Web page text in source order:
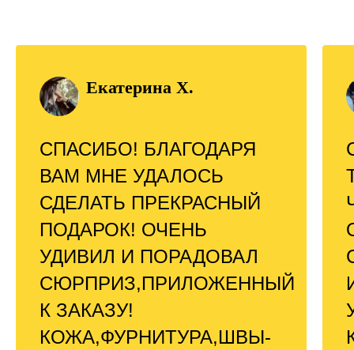
Екатерина Х.
СПАСИБО! БЛАГОДАРЯ
ВАМ МНЕ УДАЛОСЬ
СДЕЛАТЬ ПРЕКРАСНЫЙ
ПОДАРОК! ОЧЕНЬ
УДИВИЛ И ПОРАДОВАЛ
СЮРПРИЗ,ПРИЛОЖЕННЫЙ
К ЗАКАЗУ!
КОЖА,ФУРНИТУРА,ШВЫ-